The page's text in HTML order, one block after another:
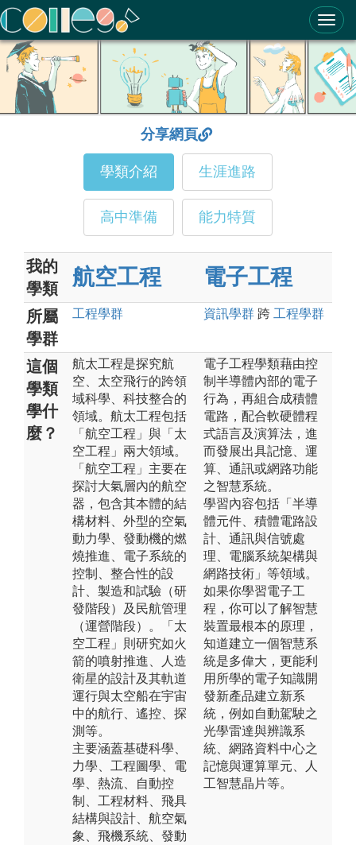
ColleGo! 大學選才與高中育才輔助系統
分享網頁
學類介紹 生涯進路
高中準備 能力特質
我的
學類
航空工程 電子工程
所屬
學群
工程學群 資訊學群 跨 工程學群
這個
學類
學什
麼？
航太工程是探究航
空、太空飛行的跨領
域科學、科技整合的
領域。航太工程包括
「航空工程」與「太
空工程」兩大領域。
「航空工程」主要在
探討大氣層內的航空
器，包含其本體的結
構材料、外型的空氣
動力學、發動機的燃
燒推進、電子系統的
控制、整合性的設
計、製造和試驗（研
發階段）及民航管理
（運營階段）。「太
空工程」則研究如火
箭的噴射推進、人造
衛星的設計及其軌道
運行與太空船在宇宙
中的航行、遙控、探
測等。
主要涵蓋基礎科學、
力學、工程圖學、電
學、熱流、自動控
制、工程材料、飛具
結構與設計、航空氣
象、飛機系統、發動
電子工程學類藉由控
制半導體內部的電子
行為，再組合成積體
電路，配合軟硬體程
式語言及演算法，進
而發展出具記憶、運
算、通訊或網路功能
之智慧系統。
學習內容包括「半導
體元件、積體電路設
計、通訊與信號處
理、電腦系統架構與
網路技術」等領域。
如果你學習電子工
程，你可以了解智慧
裝置最根本的原理，
知道建立一個智慧系
統是多偉大，更能利
用所學的電子知識開
發新產品建立新系
統，例如自動駕駛之
光學雷達與辨識系
統、網路資料中心之
記憶與運算單元、人
工智慧晶片等。